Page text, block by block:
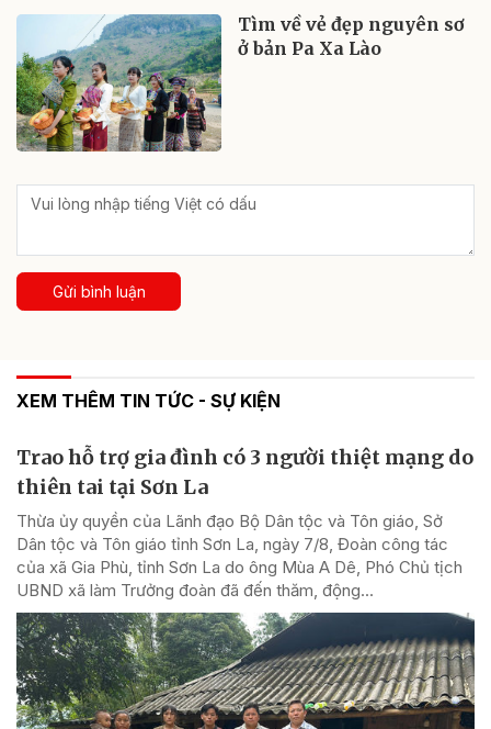
Tìm về vẻ đẹp nguyên sơ
ở bản Pa Xa Lào
Gửi bình luận
XEM THÊM TIN TỨC - SỰ KIỆN
Trao hỗ trợ gia đình có 3 người thiệt mạng do
thiên tai tại Sơn La
Thừa ủy quyền của Lãnh đạo Bộ Dân tộc và Tôn giáo, Sở
Dân tộc và Tôn giáo tỉnh Sơn La, ngày 7/8, Đoàn công tác
của xã Gia Phù, tỉnh Sơn La do ông Mùa A Dê, Phó Chủ tịch
UBND xã làm Trưởng đoàn đã đến thăm, động...